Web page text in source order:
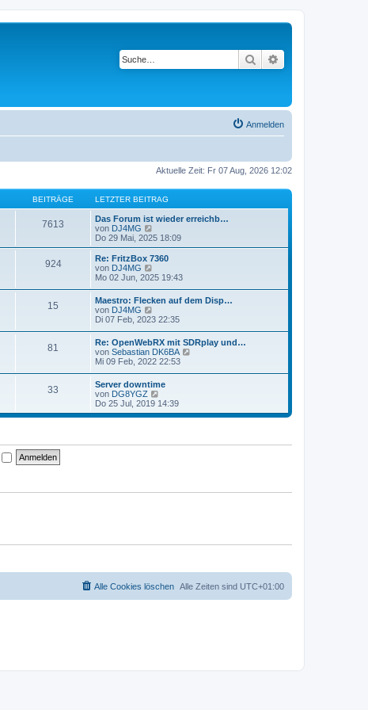
Suche
Anmelden
Aktuelle Zeit: Fr 07 Aug, 2026 12:02
BEITRÄGE LETZTER BEITRAG
7613
Das Forum ist wieder erreichb…
von DJ4MG
e
u
e
t
r
B
i
t
r
a
g
Do 29 Mai, 2025 18:09
924
Re: FritzBox 7360
von DJ4MG
e
e
s
t
e
r
B
e
i
t
r
a
g
Mo 02 Jun, 2025 19:43
15
Maestro: Flecken auf dem Disp…
von DJ4MG
e
e
s
t
e
r
B
e
i
t
Di 07 Feb, 2023 22:35
81
Re: OpenWebRX mit SDRplay und…
von Sebastian DK6BA
r
i
Mi 09 Feb, 2022 22:53
33
Server downtime
von DG8YGZ
e
u
Do 25 Jul, 2019 14:39
Alle Zeiten sind UTC+01:00
Alle Cookies löschen